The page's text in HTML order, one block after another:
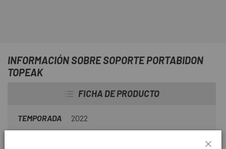
INFORMACIÓN SOBRE SOPORTE PORTABIDON
TOPEAK
FICHA DE PRODUCTO
TEMPORADA 2022